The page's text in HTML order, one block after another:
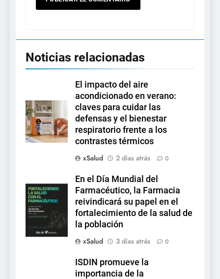
Noticias relacionadas
El impacto del aire
acondicionado en verano:
claves para cuidar las
defensas y el bienestar
respiratorio frente a los
contrastes térmicos
xSalud
2 días atrás 0
En el Día Mundial del
Farmacéutico, la Farmacia
reivindicará su papel en el
fortalecimiento de la salud de
la población
xSalud
3 días atrás 0
ISDIN promueve la
importancia de la